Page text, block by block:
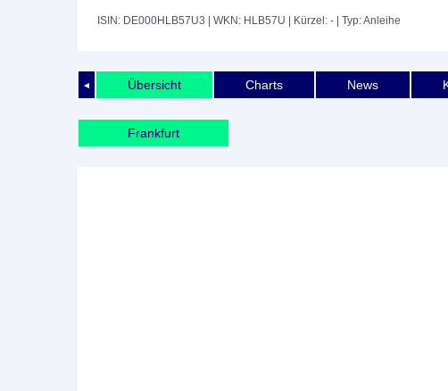
ISIN: DE000HLB57U3 | WKN: HLB57U | Kürzel: - | Typ: Anleihe
◄ Übersicht Charts News
Frankfurt